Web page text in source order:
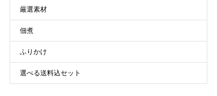
厳選素材
佃煮
ふりかけ
選べる送料込セット